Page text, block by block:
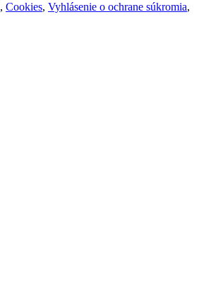
, Cookies, Vyhlásenie o ochrane súkromia,